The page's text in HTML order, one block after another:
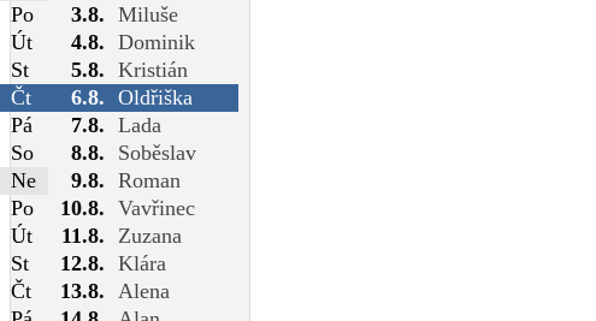
Po
3.8. Miluše
Út
4.8. Dominik
St
5.8. Kristián
Čt
6.8. Oldřiška
Pá
7.8. Lada
So
8.8.
Soběslav
Ne
9.8. Roman
Po
10.8. Vavřinec
Út
11.8.
Zuzana
St
12.8. Klára
Čt
13.8.
Alena